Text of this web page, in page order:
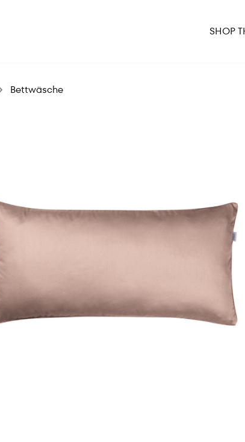
SHOP
Bettwäsche